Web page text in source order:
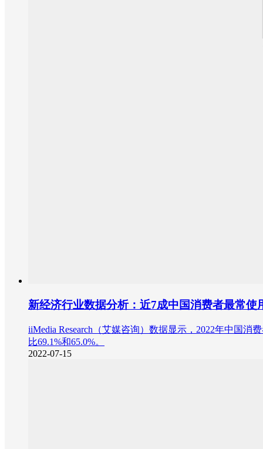
新经济行业数据分析：近7成中国消费者最常使
iiMedia Research（艾媒咨询）数据显示，2022年中国
比69.1%和65.0%。
2022-07-15